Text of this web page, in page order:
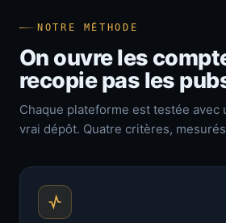
NOTRE MÉTHODE
On ouvre les
recopie pas les
Chaque plateforme est testée avec
vrai dépôt. Quatre critères,